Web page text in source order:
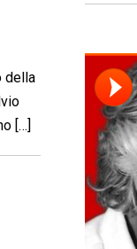
2
0
5
della
[…]